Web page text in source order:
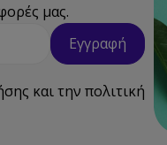
μας.
Εγγραφή
και την πολιτική